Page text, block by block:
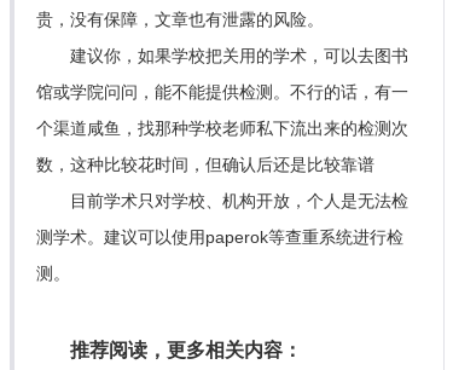
贵，没有保障，文章也有泄露的风险。
建议你，如果学校把关用的学术，可以去图书
馆或学院问问，能不能提供检测。不行的话，有一
个渠道咸鱼，找那种学校老师私下流出来的检测次
数，这种比较花时间，但确认后还是比较靠谱
目前学术只对学校、机构开放，个人是无法检
测学术。建议可以使用paperok等查重系统进行检
测。
推荐阅读，更多相关内容：